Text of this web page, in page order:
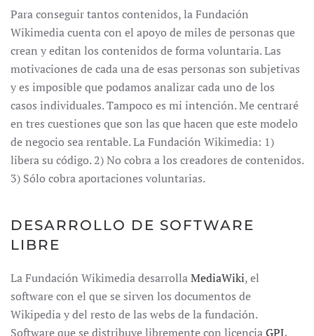
Para conseguir tantos contenidos, la Fundación
Wikimedia cuenta con el apoyo de miles de personas que
crean y editan los contenidos de forma voluntaria. Las
motivaciones de cada una de esas personas son subjetivas
y es imposible que podamos analizar cada uno de los
casos individuales. Tampoco es mi intención. Me centraré
en tres cuestiones que son las que hacen que este modelo
de negocio sea rentable. La Fundación Wikimedia: 1)
libera su código. 2) No cobra a los creadores de contenidos.
3) Sólo cobra aportaciones voluntarias.
DESARROLLO DE SOFTWARE
LIBRE
La Fundación Wikimedia desarrollaMediaWiki, el
software con el que se sirven los documentos de
Wikipedia y del resto de las webs de la fundación.
Software que se distribuye libremente con licencia GPL